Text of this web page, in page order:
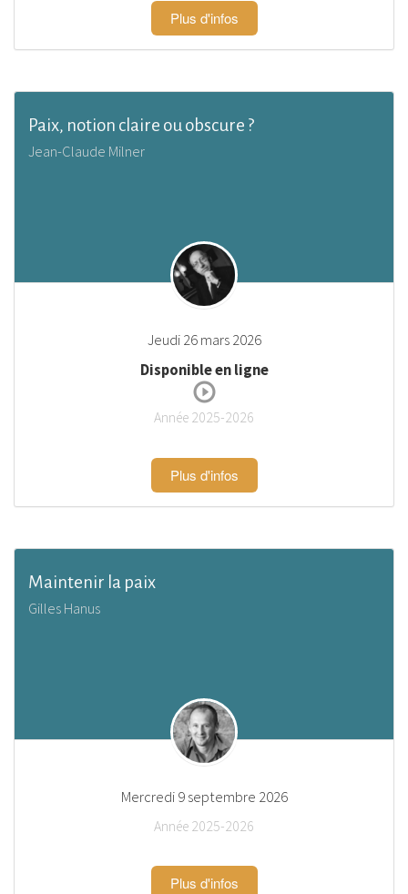
Plus d'infos
Paix, notion claire ou obscure ?
Jean-Claude Milner
Jeudi 26 mars 2026
Disponible en ligne
Année 2025-2026
Plus d'infos
Maintenir la paix
Gilles Hanus
Mercredi 9 septembre 2026
Année 2025-2026
Plus d'infos